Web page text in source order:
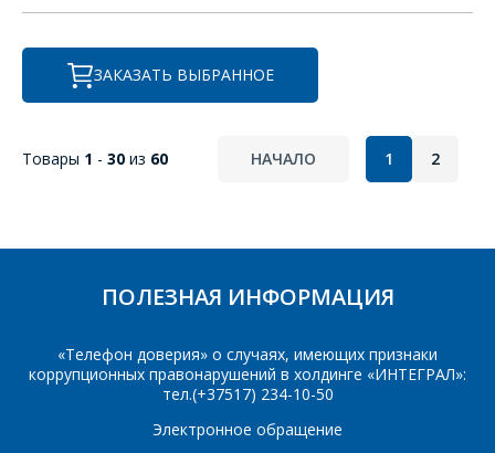
ЗАКАЗАТЬ ВЫБРАННОЕ
Товары 1 - 30 из 60 НАЧАЛО 1 2
ПОЛЕЗНАЯ ИНФОРМАЦИЯ
«Телефон доверия» о случаях, имеющих признаки
коррупционных правонарушений в холдинге «ИНТЕГРАЛ»:
тел.(+37517) 234-10-50
Электронное обращение